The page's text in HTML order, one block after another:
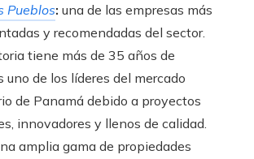
Pueblos: una de las empresas más
y recomendadas del sector.
tiene más de 35 años de
uno de los líderes del mercado
de Panamá debido a proyectos
innovadores y llenos de calidad.
amplia gama de propiedades